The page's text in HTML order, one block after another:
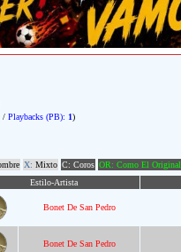
/ Playbacks (PB): 1)
X: Mixto C: Coros OR: Como El Original
Estilo-Artista
Bonet De San Pedro
Bonet De San Pedro